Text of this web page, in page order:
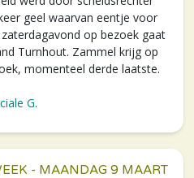
geel waarvan eentje voor
op bezoek gaat
Turnhout. Zammel krijg op
momenteel derde laatste.
G.
- MAANDAG 9 MAART